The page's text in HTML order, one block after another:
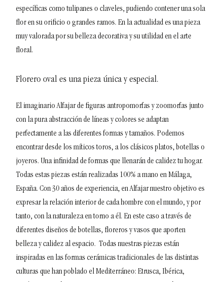
específicas como tulipanes o claveles, pudiendo contener una sola
flor en su orificio o grandes ramos. En la actualidad es una pieza
muy valorada por su belleza decorativa y su utilidad en el arte
floral.
Florero oval es una pieza única y especial.
El imaginario Alfajar de figuras antropomorfas y zoomorfas junto
con la pura abstracción de líneas y colores se adaptan
perfectamente a las diferentes formas y tamaños. Podemos
encontrar desde los míticos toros, a los clásicos platos, botellas o
joyeros. Una infinidad de formas que llenarán de calidez tu hogar.
Todas estas piezas están realizadas 100% a mano en Málaga,
España. Con 30 años de experiencia, en Alfajar nuestro objetivo es
expresar la relación interior de cada hombre con el mundo, y por
tanto, con la naturaleza en torno a él. En este caso a través de
diferentes diseños de botellas, floreros y vasos que aporten
belleza y calidez al espacio. Todas nuestras piezas están
inspiradas en las formas cerámicas tradicionales de las distintas
culturas que han poblado el Mediterráneo: Etrusca, Ibérica,